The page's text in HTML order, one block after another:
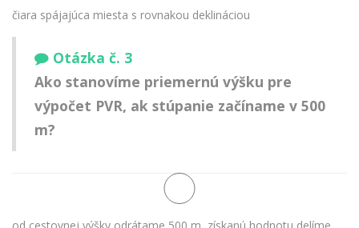
čiara spájajúca miesta s rovnakou deklináciou
Otázka č. 3
Ako stanovíme priemernú výšku pre
výpočet PVR, ak stúpanie začíname v 500
m?